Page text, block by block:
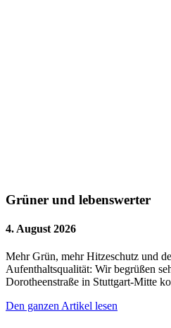
Grüner und lebenswerter
4. August 2026
Mehr Grün, mehr Hitzeschutz und
Aufenthaltsqualität: Wir begrüßen
Dorotheenstraße in Stuttgart-Mitte
Den ganzen Artikel lesen